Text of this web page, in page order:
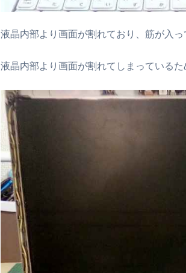
液晶内部より画面が割れており、筋が入っ
液晶内部より画面が割れてしまっている